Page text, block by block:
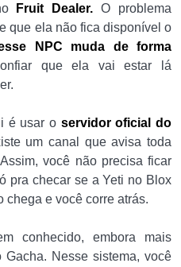
Fruit Dealer. O problema
que ela não fica disponível o
NPC muda de forma
que ela vai estar lá
é usar o servidor oficial do
um canal que avisa toda
você não precisa ficar
pra checar se a Yeti no Blox
chega e você corre atrás.
conhecido, embora mais
Nesse sistema, você